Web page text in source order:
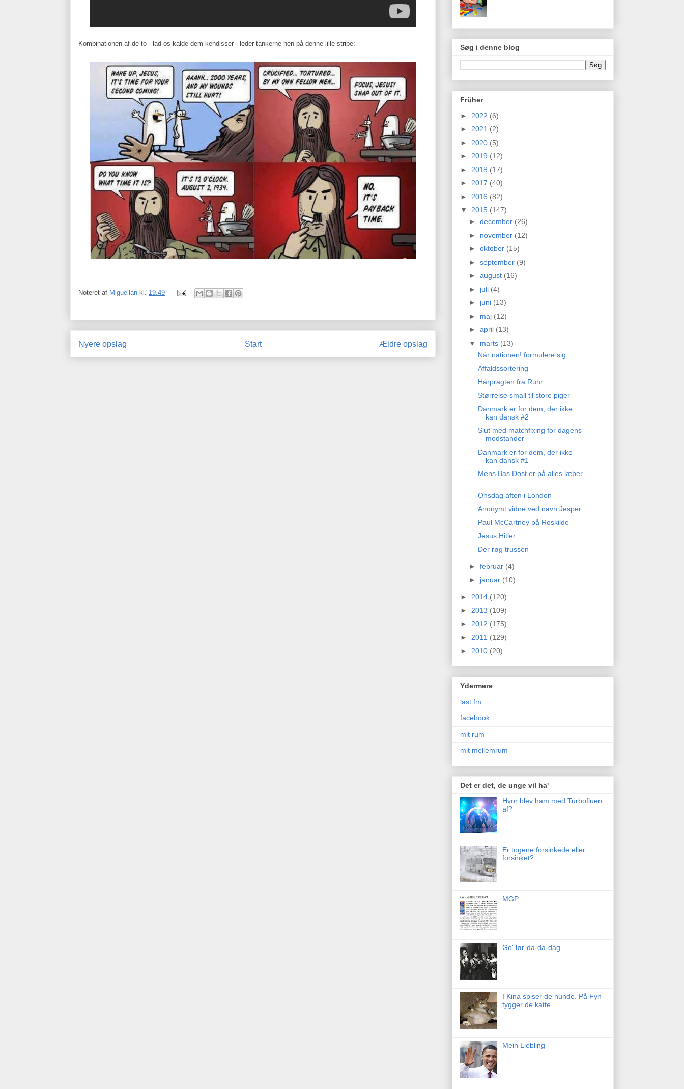
Kombinationen af de to - lad os kalde dem kendisser - leder tankerne hen på denne lille stribe:
Noteret af Miguellan kl. 19.49
Nyere opslag Ældre opslag
Start
Søg i denne blog
Früher
► 2022 (6)
► 2021 (2)
► 2020 (5)
► 2019 (12)
► 2018 (17)
► 2017 (40)
► 2016 (82)
▼ 2015 (147)
► december (26)
► november (12)
► oktober (15)
► september (9)
► august (16)
► juli (4)
► juni (13)
► maj (12)
► april (13)
▼ marts (13)
Når nationen! formulere sig
Affaldssortering
Hårpragten fra Ruhr
Størrelse small til store piger
Danmark er for dem, der ikke
kan dansk #2
Slut med matchfixing for dagens
modstander
Danmark er for dem, der ikke
kan dansk #1
Mens Bas Dost er på alles læber
Onsdag aften i London
Anonymt vidne ved navn Jesper
Paul McCartney på Roskilde
Jesus Hitler
Der røg trussen
► februar (4)
► januar (10)
► 2014 (120)
► 2013 (109)
► 2012 (175)
► 2011 (129)
► 2010 (20)
Ydermere
last.fm
facebook
mit rum
mit mellemrum
Det er det, de unge vil ha'
Hvor blev ham med Turbofluen
af?
Er togene forsinkede eller
forsinket?
MGP
Go' lør-da-da-dag
I Kina spiser de hunde. På Fyn
tygger de katte.
Mein Liebling